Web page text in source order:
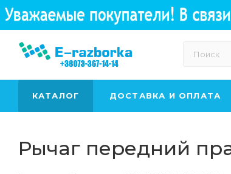
КАТАЛОГ ДОСТАВКА И ОПЛАТА
Рычаг передний